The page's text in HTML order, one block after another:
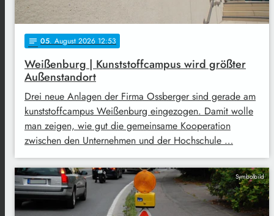
notes 05. August 2026 12:53
Weißenburg | Kunststoffcampus wird größter
Außenstandort
Drei neue Anlagen der Firma Ossberger sind gerade am
kunststoffcampus Weißenburg eingezogen. Damit wolle
man zeigen, wie gut die gemeinsame Kooperation
zwischen den Unternehmen und der Hochschule …
Symbolbild